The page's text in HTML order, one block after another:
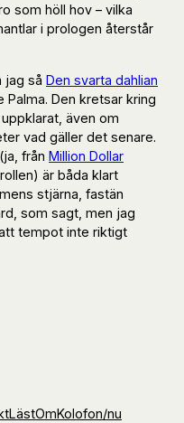
som höll hov – vilka
i prologen återstår
jag så Den svarta dahlian
Palma. Den kretsar kring
även om
vad gäller det senare.
från Million Dollar
är båda klart
stjärna, fastän
som sagt, men jag
tempot inte riktigt
LästOmKolofon/nu